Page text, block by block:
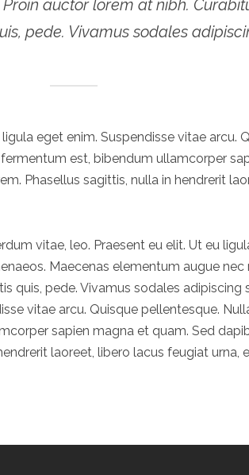
auctor lorem at nibh.
pede. Vivamus sodales
eget enim. Suspendisse vitae arcu.
est, bibendum ullamcorper
Phasellus sagittis, nulla in hendrerit
vitae, leo. Praesent eu elit. Ut eu
Maecenas elementum augue nec
quis, pede. Vivamus sodales adipiscing
vitae arcu. Quisque pellentesque.
sapien magna et quam. Sed
laoreet, libero lacus feugiat